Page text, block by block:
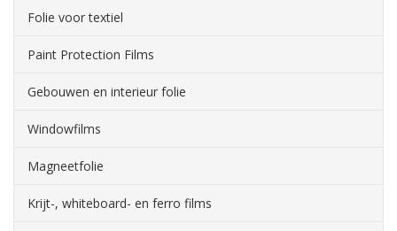
Folie voor textiel
Paint Protection Films
Gebouwen en interieur folie
Windowfilms
Magneetfolie
Krijt-, whiteboard- en ferro films